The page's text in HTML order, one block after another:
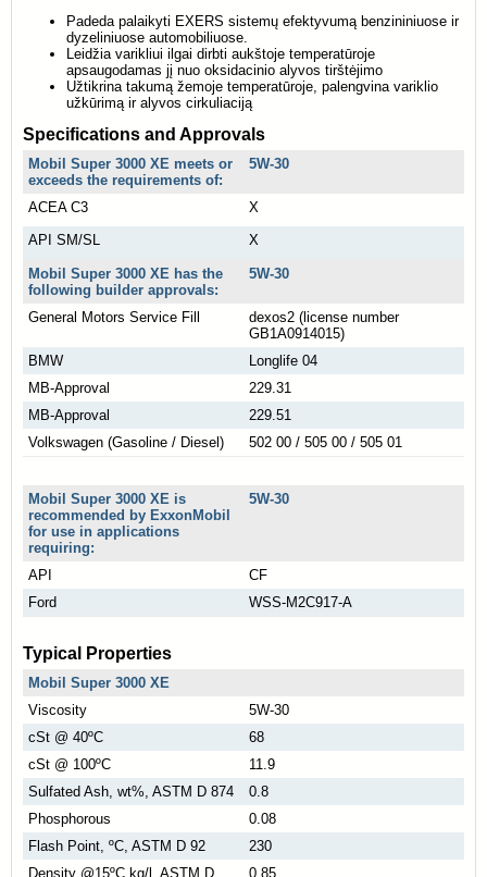
Padeda palaikyti EXERS sistemų efektyvumą benzininiuose ir
dyzeliniuose automobiliuose.
Leidžia varikliui ilgai dirbti aukštoje temperatūroje
apsaugodamas jį nuo oksidacinio alyvos tirštėjimo
Užtikrina takumą žemoje temperatūroje, palengvina variklio
užkūrimą ir alyvos cirkuliaciją
Specifications and Approvals
Mobil Super 3000 XE meets or
exceeds the requirements of:
5W-30
ACEA C3
X
API SM/SL
X
Mobil Super 3000 XE has the
following builder approvals:
5W-30
General Motors Service Fill
dexos2 (license number
GB1A0914015)
BMW
Longlife 04
MB-Approval
229.31
MB-Approval
229.51
Volkswagen (Gasoline / Diesel)
502 00 / 505 00 / 505 01
Mobil Super 3000 XE is
recommended by ExxonMobil
for use in applications
requiring:
5W-30
API
CF
Ford
WSS-M2C917-A
Typical Properties
Mobil Super 3000 XE
Viscosity
5W-30
cSt @ 40ºC
68
cSt @ 100ºC
11.9
Sulfated Ash, wt%, ASTM D 874
0.8
Phosphorous
0.08
Flash Point, ºC, ASTM D 92
230
Density @15ºC kg/l, ASTM D
0.85